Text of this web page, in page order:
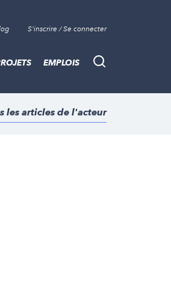
S'inscrire / Se connecter
Recherche
EMPLOIS
les articles de l'acteur